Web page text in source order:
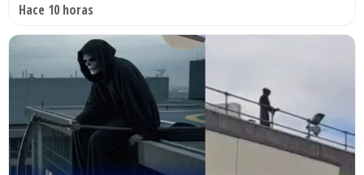
Hace 10 horas